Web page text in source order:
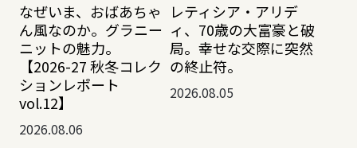
なぜいま、おばあちゃ
ん風なのか。グラニー
ニットの魅力。
【2026-27 秋冬コレク
ションレポート
vol.12】
2026.08.06
レティシア・アリデ
ィ、70歳の大富豪と破
局。幸せな交際に突然
の終止符。
2026.08.05